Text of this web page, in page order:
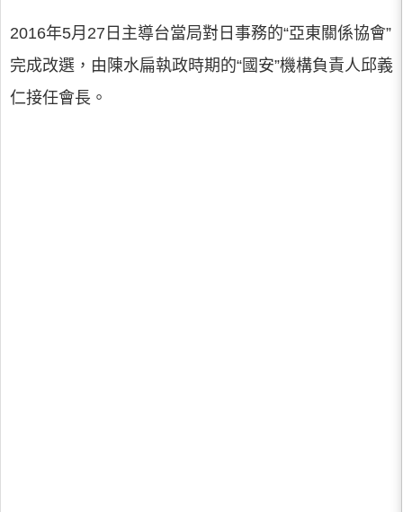
2016年5月27日主導台當局對日事務的“亞東關係協會”
完成改選，由陳水扁執政時期的“國安”機構負責人邱義
仁接任會長。